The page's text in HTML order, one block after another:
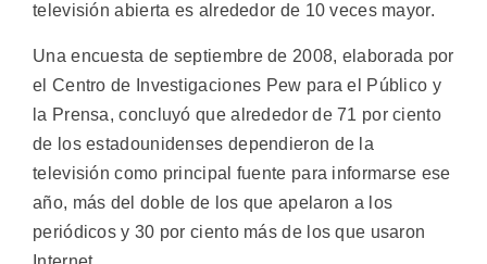
televisión abierta es alrededor de 10 veces mayor.
Una encuesta de septiembre de 2008, elaborada por
el Centro de Investigaciones Pew para el Público y
la Prensa, concluyó que alrededor de 71 por ciento
de los estadounidenses dependieron de la
televisión como principal fuente para informarse ese
año, más del doble de los que apelaron a los
periódicos y 30 por ciento más de los que usaron